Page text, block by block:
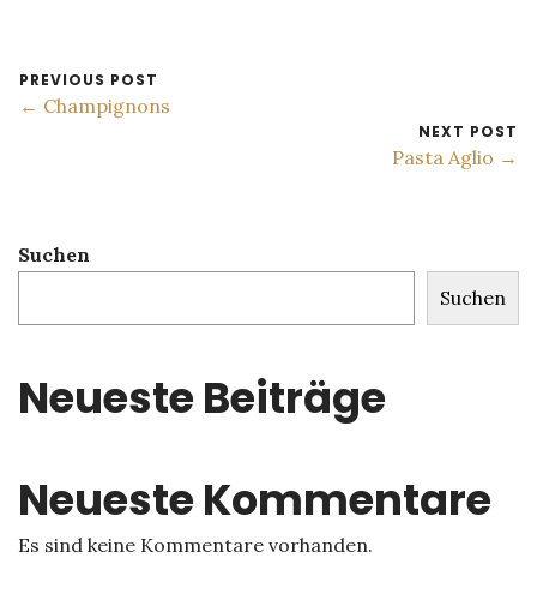
PREVIOUS POST
← Champignons
NEXT POST
Pasta Aglio →
Suchen
Suchen
Neueste Beiträge
Neueste Kommentare
Es sind keine Kommentare vorhanden.